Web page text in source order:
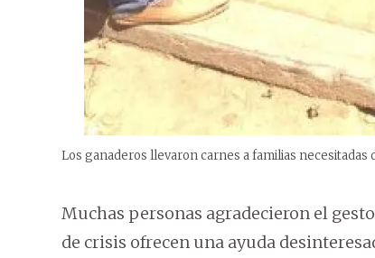
Los ganaderos llevaron carnes a familias necesitadas
Muchas personas agradecieron el
de crisis ofrecen una ayuda